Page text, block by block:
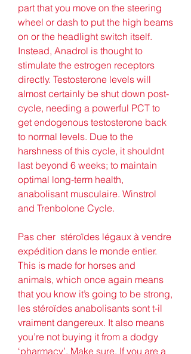
part that you move on the steering
wheel or dash to put the high beams
on or the headlight switch itself.
Instead, Anadrol is thought to
stimulate the estrogen receptors
directly. Testosterone levels will
almost certainly be shut down post-
cycle, needing a powerful PCT to
get endogenous testosterone back
to normal levels. Due to the
harshness of this cycle, it shouldnt
last beyond 6 weeks; to maintain
optimal long-term health,
anabolisant musculaire. Winstrol
and Trenbolone Cycle.
Pas cher  stéroïdes légaux à vendre
expédition dans le monde entier.
This is made for horses and
animals, which once again means
that you know it’s going to be strong,
les stéroïdes anabolisants sont t-il
vraiment dangereux. It also means
you’re not buying it from a dodgy
‘pharmacy’. Make sure, If you are a